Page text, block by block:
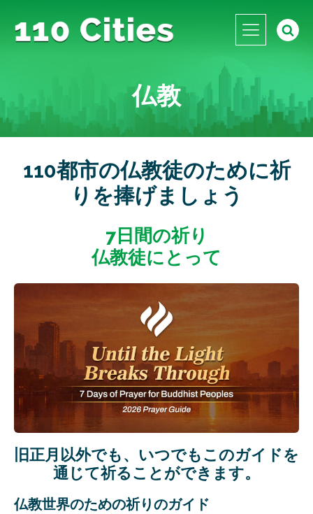
仏教
110都市の仏教徒のために祈
りを捧げましょう
7日間の祈り
仏教徒にとって
旧正月以外でも、いつでもこのガイドを
通じて祈ることができます。
仏教世界のための祈りのガイド